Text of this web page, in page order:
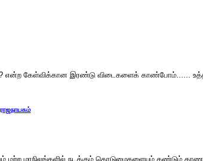
என்ற கேள்விக்கான இரண்டு விடைகளைக் காண்போம்......
மற்ற மாநிலங்களில் நடக்கும் கொடுமைகளையும் கண்டும்